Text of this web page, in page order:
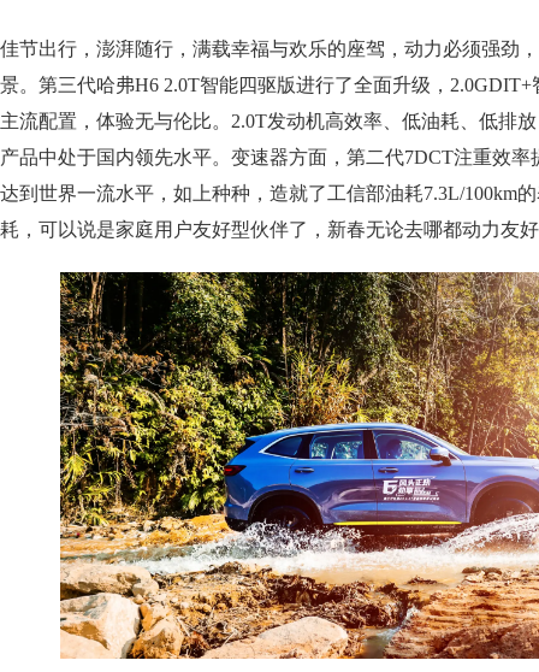
佳节出行，澎湃随行，满载幸福与欢乐的座驾，动力必须强劲
景。第三代哈弗H6 2.0T智能四驱版进行了全面升级，
主流配置，体验无与伦比。2.0T发动机高效率、低油耗、低排
产品中处于国内领先水平。变速器方面，第二代7DCT注重效率
达到世界一流水平，如上种种，造就了工信部油耗7.3L/100km
耗，可以说是家庭用户友好型伙伴了，新春无论去哪都动力友